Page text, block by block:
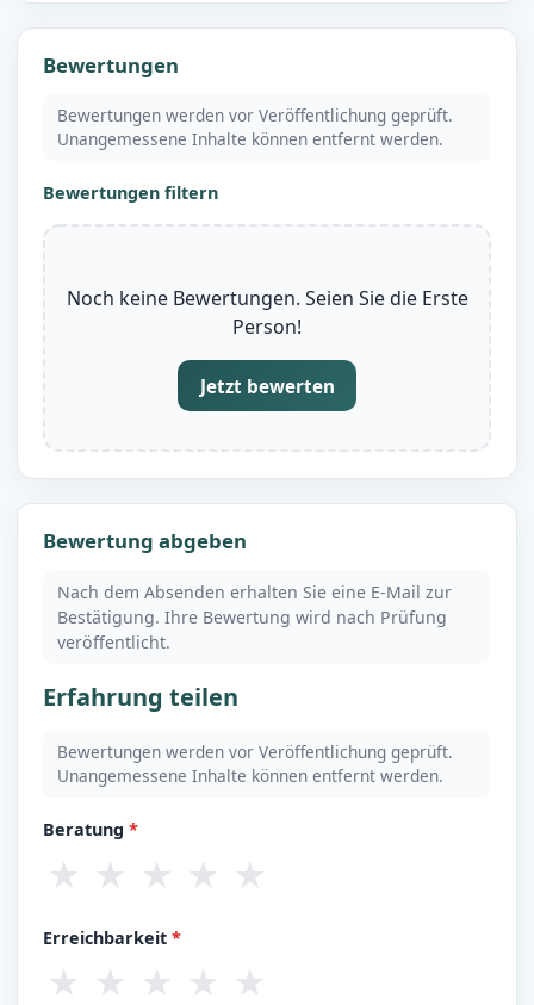
Bewertungen
Bewertungen werden vor Veröffentlichung geprüft.
Unangemessene Inhalte können entfernt werden.
Bewertungen filtern
Noch keine Bewertungen. Seien Sie die Erste
Person!
Jetzt bewerten
Bewertung abgeben
Nach dem Absenden erhalten Sie eine E-Mail zur
Bestätigung. Ihre Bewertung wird nach Prüfung
veröffentlicht.
Erfahrung teilen
Bewertungen werden vor Veröffentlichung geprüft.
Unangemessene Inhalte können entfernt werden.
Beratung*
★ ★ ★ ★ ★
Erreichbarkeit*
★ ★ ★ ★ ★